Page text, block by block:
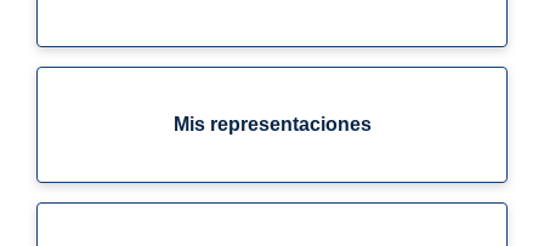
Mis representaciones